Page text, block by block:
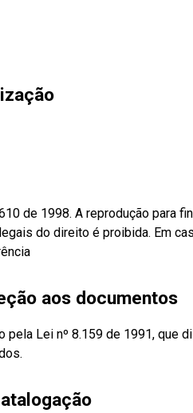
de 1998. A reprodução para
do direito é proibida. Em
aos documentos
Lei nº 8.159 de 1991, que